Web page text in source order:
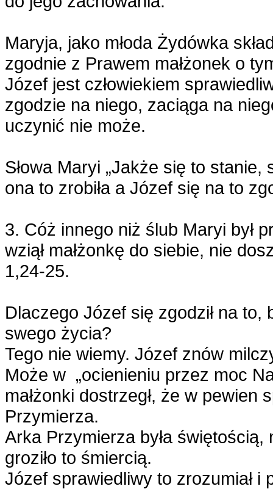
Maryja, jako młoda Żydówka
zgodnie z Prawem małżonek o
Józef jest człowiekiem
zgodzie na niego, zaciąga na
uczynić nie może.
Słowa Maryi „Jakże się to
ona to zrobiła a Józef się na to
3. Cóż innego niż ślub Maryi był
wziął małżonkę do siebie, nie
1,24-25.
Dlaczego Józef się zgodził na
swego życia?
Tego nie wiemy. Józef znów
Może w „ocienieniu przez moc
małżonki dostrzegł, że w pewien
Przymierza.
Arka Przymierza była świętością,
groziło to śmiercią.
Józef sprawiedliwy to zrozumiał i